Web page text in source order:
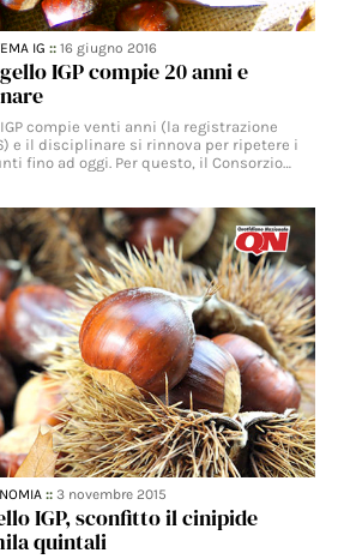
IG ::16 giugno 2016
IGP compie 20 anni e
compie venti anni (la registrazione
e il disciplinare si rinnova per ripetere i
fino ad oggi. Per questo, il Consorzio…
::3 novembre 2015
IGP, sconfitto il cinipide
quintali